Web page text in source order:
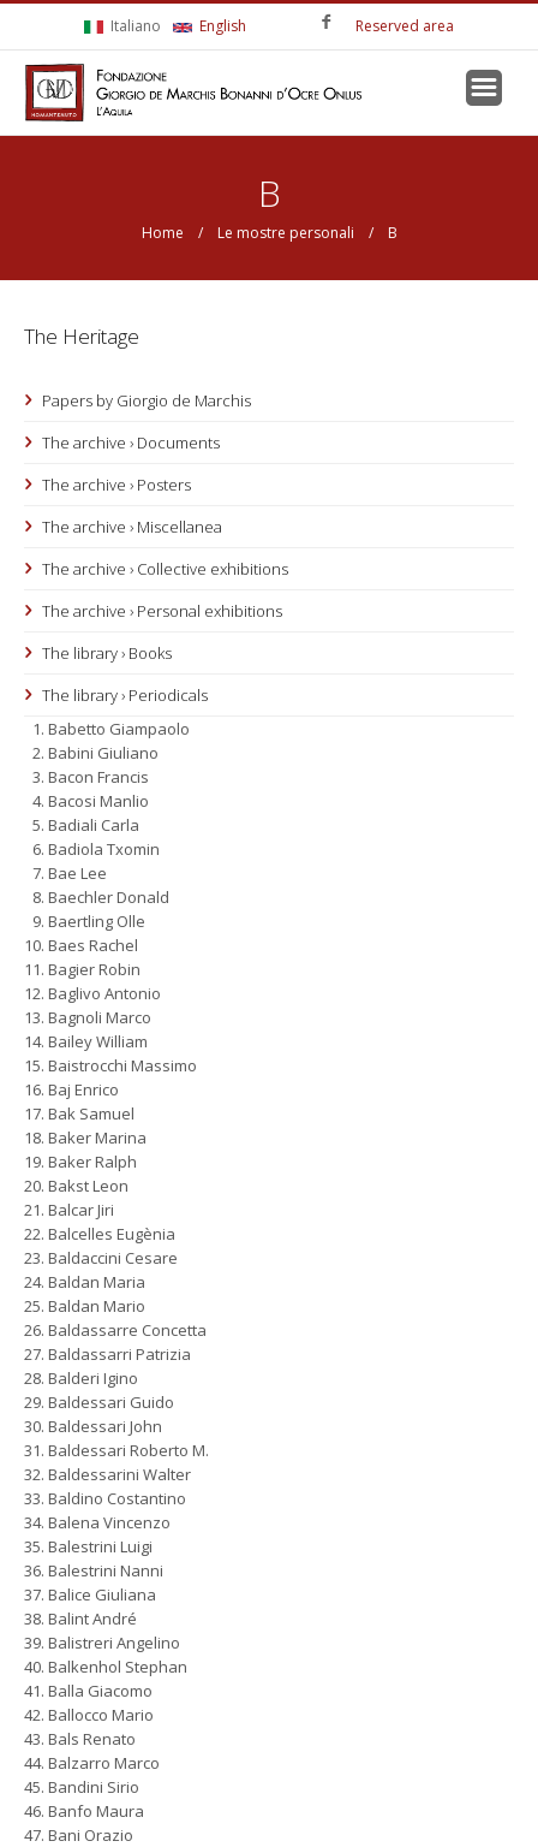
Italiano English Reserved area
B
Home / Le mostre personali / B
The Heritage
Papers by Giorgio de Marchis
The archive › Documents
The archive › Posters
The archive › Miscellanea
The archive › Collective exhibitions
The archive › Personal exhibitions
The library › Books
The library › Periodicals
Babetto Giampaolo
Babini Giuliano
Bacon Francis
Bacosi Manlio
Badiali Carla
Badiola Txomin
Bae Lee
Baechler Donald
Baertling Olle
Baes Rachel
Bagier Robin
Baglivo Antonio
Bagnoli Marco
Bailey William
Baistrocchi Massimo
Baj Enrico
Bak Samuel
Baker Marina
Baker Ralph
Bakst Leon
Balcar Jiri
Balcelles Eugènia
Baldaccini Cesare
Baldan Maria
Baldan Mario
Baldassarre Concetta
Baldassarri Patrizia
Balderi Igino
Baldessari Guido
Baldessari John
Baldessari Roberto M.
Baldessarini Walter
Baldino Costantino
Balena Vincenzo
Balestrini Luigi
Balestrini Nanni
Balice Giuliana
Balint André
Balistreri Angelino
Balkenhol Stephan
Balla Giacomo
Ballocco Mario
Bals Renato
Balzarro Marco
Bandini Sirio
Banfo Maura
Bani Orazio